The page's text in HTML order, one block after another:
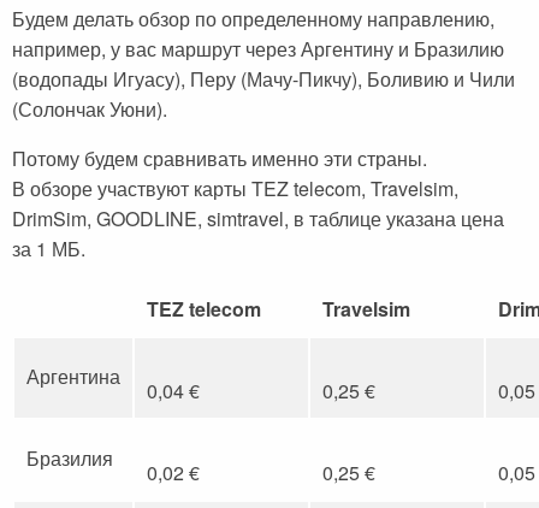
Копенгаген
Фарерские острова
Тироль
Закрытые страны
Будем делать обзор по определенному направлению,
например, у вас маршрут через Аргентину и Бразилию
(водопады Игуасу), Перу (Мачу-Пикчу), Боливию и Чили
(Солончак Уюни).
Потому будем сравнивать именно эти страны.
В обзоре участвуют карты TEZ telecom, Travelsim,
DrimSim, GOODLINE, simtravel, в таблице указана цена
за 1 МБ.
TEZ telecom Travelsim
Аргентина
0,04 € 0,25 €
Бразилия
0,02 € 0,25 €